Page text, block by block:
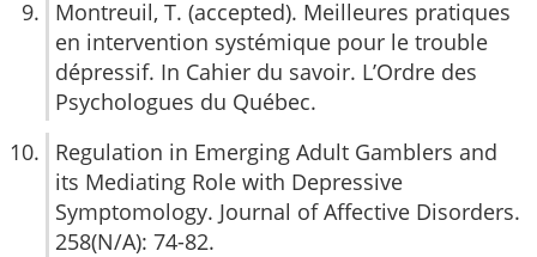
Montreuil, T. (accepted). Meilleures pratiques
en intervention systémique pour le trouble
dépressif. In Cahier du savoir. L’Ordre des
Psychologues du Québec.
Regulation in Emerging Adult Gamblers and
its Mediating Role with Depressive
Symptomology. Journal of Affective Disorders.
258(N/A): 74-82.